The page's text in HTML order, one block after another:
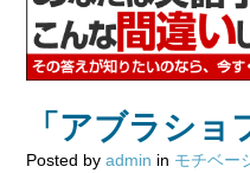
「アブラショ
Posted by admin in モチベー